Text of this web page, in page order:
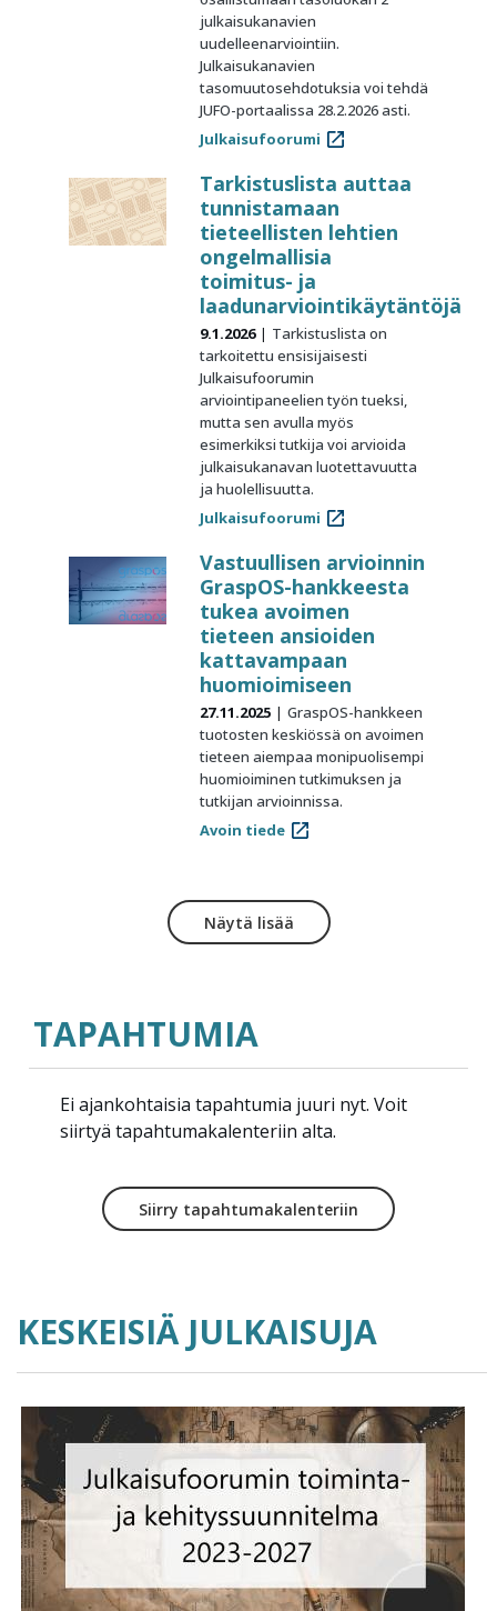
julkaisukanavien
uudelleenarviointiin.
Julkaisukanavien
tasomuutosehdotuksia voi tehdä
JUFO-portaalissa 28.2.2026 asti.
Julkaisufoorumi
Tarkistuslista auttaa
tunnistamaan
tieteellisten lehtien
ongelmallisia
toimitus- ja
laadunarviointikäytäntöjä
9.1.2026
Tarkistuslista on
tarkoitettu ensisijaisesti
Julkaisufoorumin
arviointipaneelien työn tueksi,
mutta sen avulla myös
esimerkiksi tutkija voi arvioida
julkaisukanavan luotettavuutta
ja huolellisuutta.
Julkaisufoorumi
Vastuullisen arvioinnin
GraspOS-hankkeesta
tukea avoimen
tieteen ansioiden
kattavampaan
huomioimiseen
27.11.2025
GraspOS-hankkeen
tuotosten keskiössä on avoimen
tieteen aiempaa monipuolisempi
huomioiminen tutkimuksen ja
tutkijan arvioinnissa.
Avoin tiede
Näytä lisää
TAPAHTUMIA
Ei ajankohtaisia tapahtumia juuri nyt. Voit
siirtyä tapahtumakalenteriin alta.
Siirry tapahtumakalenteriin
KESKEISIÄ JULKAISUJA